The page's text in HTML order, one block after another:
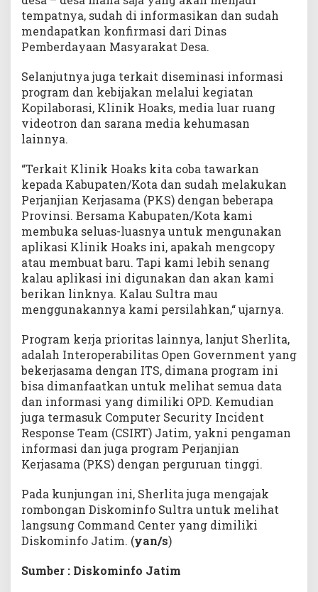
tempatnya, sudah di informasikan dan sudah
mendapatkan konfirmasi dari Dinas
Pemberdayaan Masyarakat Desa.
Selanjutnya juga terkait diseminasi informasi
program dan kebijakan melalui kegiatan
Kopilaborasi, Klinik Hoaks, media luar ruang
videotron dan sarana media kehumasan
lainnya.
“Terkait Klinik Hoaks kita coba tawarkan
kepada Kabupaten/Kota dan sudah melakukan
Perjanjian Kerjasama (PKS) dengan beberapa
Provinsi. Bersama Kabupaten/Kota kami
membuka seluas-luasnya untuk mengunakan
aplikasi Klinik Hoaks ini, apakah mengcopy
atau membuat baru. Tapi kami lebih senang
kalau aplikasi ini digunakan dan akan kami
berikan linknya. Kalau Sultra mau
menggunakannya kami persilahkan,“ ujarnya.
Program kerja prioritas lainnya, lanjut Sherlita,
adalah Interoperabilitas Open Government yang
bekerjasama dengan ITS, dimana program ini
bisa dimanfaatkan untuk melihat semua data
dan informasi yang dimiliki OPD. Kemudian
juga termasuk Computer Security Incident
Response Team (CSIRT) Jatim, yakni pengaman
informasi dan juga program Perjanjian
Kerjasama (PKS) dengan perguruan tinggi.
Pada kunjungan ini, Sherlita juga mengajak
rombongan Diskominfo Sultra untuk melihat
langsung Command Center yang dimiliki
Diskominfo Jatim. (yan/s)
Sumber : Diskominfo Jatim